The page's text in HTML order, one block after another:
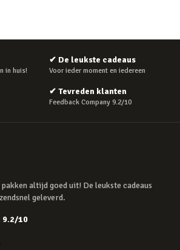
in huis!
✔ De leukste cadeaus
Voor ieder moment en iedereen
✔ Tevreden klanten
Feedback Company 9.2/10
pakken altijd goed uit! De leukste cadeaus
geleverd.
9.2/10